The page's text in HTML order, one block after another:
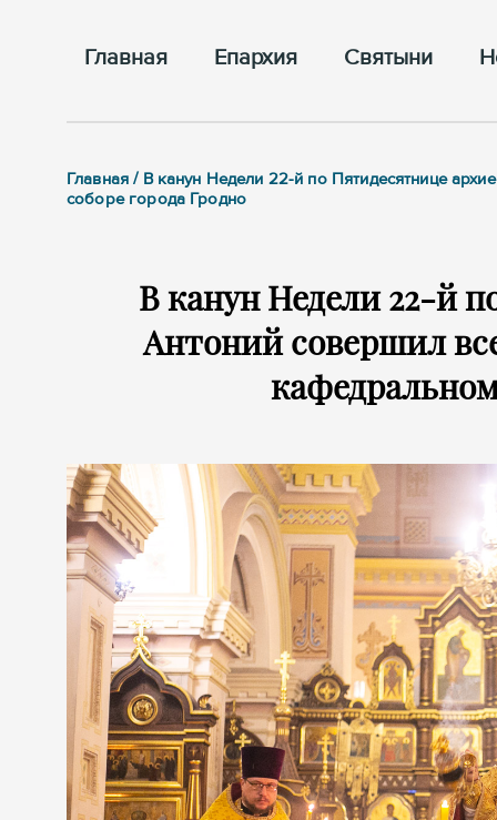
Главная Епархия Cвятыни
Главная / В канун Недели 22-й по Пятидесятнице
соборе города Гродно
В канун Недели 22-й
Антоний совершил